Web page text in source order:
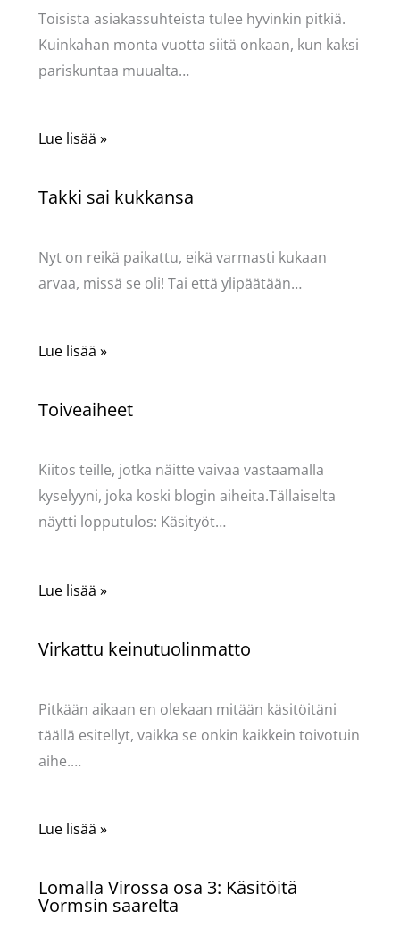
Toisista asiakassuhteista tulee hyvinkin pitkiä.
Kuinkahan monta vuotta siitä onkaan, kun kaksi
pariskuntaa muualta…
Lue lisää »
Takki sai kukkansa
Nyt on reikä paikattu, eikä varmasti kukaan
arvaa, missä se oli! Tai että ylipäätään…
Lue lisää »
Toiveaiheet
Kiitos teille, jotka näitte vaivaa vastaamalla
kyselyyni, joka koski blogin aiheita.Tällaiselta
näytti lopputulos: Käsityöt…
Lue lisää »
Virkattu keinutuolinmatto
Pitkään aikaan en olekaan mitään käsitöitäni
täällä esitellyt, vaikka se onkin kaikkein toivotuin
aihe.…
Lue lisää »
Lomalla Virossa osa 3: Käsitöitä
Vormsin saarelta